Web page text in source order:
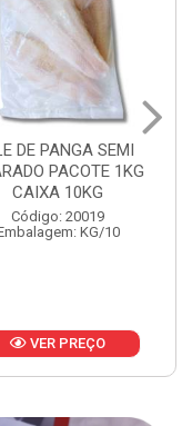
DESFIADA
PCT5KG
CX10KG
Código: 20161
KG/10
VER PREÇO